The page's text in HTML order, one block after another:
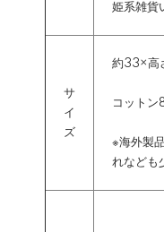
姫系雑貨
サ
イ
ズ
約33×高
コット
※海外製
れなども